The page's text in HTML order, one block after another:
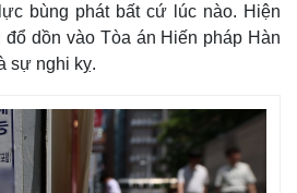
Quân sự - Quốc phòng
Vũ khí
bùng phát bất cứ lúc nào. Hiện
đổ dồn vào Tòa án Hiến pháp Hàn
sự nghi kỵ.